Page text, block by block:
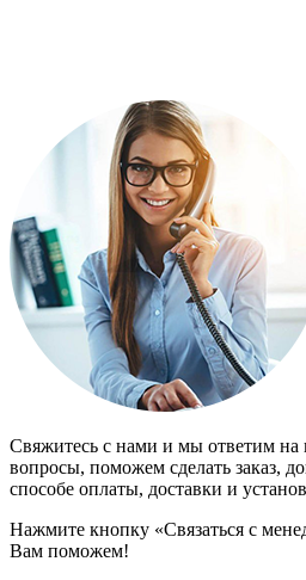
Свяжитесь с нами и мы ответим на
вопросы, поможем сделать заказ,
способе оплаты, доставки и
Нажмите кнопку «Связаться с
Вам поможем!